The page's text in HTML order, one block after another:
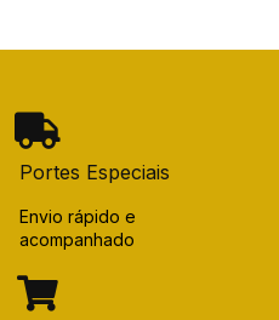
Portes Especiais
Envio rápido e
acompanhado